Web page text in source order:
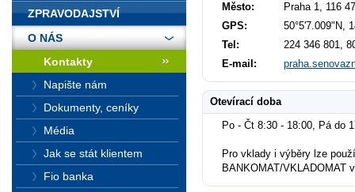
Město:
Praha 1, 116 47
GPS:
50°5'7.009"N,
Tel:
224 346 801,
E-mail:
Otevírací doba
Po - Čt 8:30 - 18:00, Pá do
Pro vklady i výběry lze
BANKOMAT/VKLADOMAT
ZPRAVODAJSTVÍ
O NÁS
Kontakty
Napište nám
Dokumenty, ceníky
Média
Jak se stát klientem
Fio banka